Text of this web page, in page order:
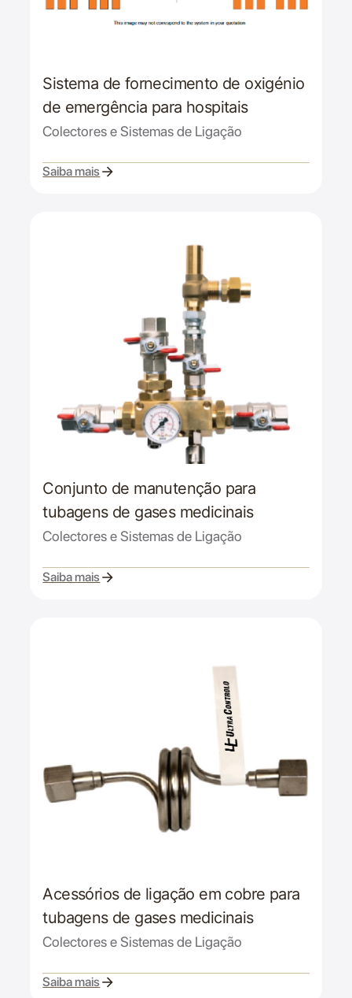
Sistema de fornecimento de oxigénio
de emergência para hospitais
Colectores e Sistemas de Ligação
Saiba mais
Conjunto de manutenção para
tubagens de gases medicinais
Colectores e Sistemas de Ligação
Saiba mais
Acessórios de ligação em cobre para
tubagens de gases medicinais
Colectores e Sistemas de Ligação
Saiba mais